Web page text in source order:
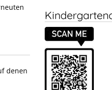
denen